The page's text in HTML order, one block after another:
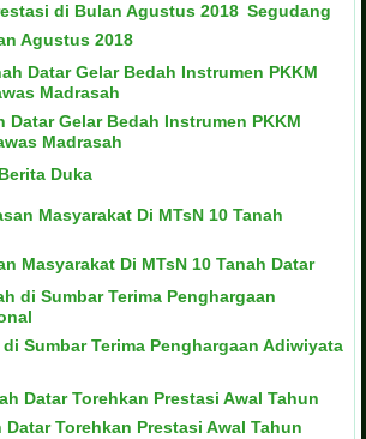
Segudang
Agustus 2018
Datar Gelar Bedah Instrumen PKKM
Madrasah
Berita Duka
Masyarakat Di MTsN 10 Tanah Datar
Sumbar Terima Penghargaan Adiwiyata
Datar Torehkan Prestasi Awal Tahun